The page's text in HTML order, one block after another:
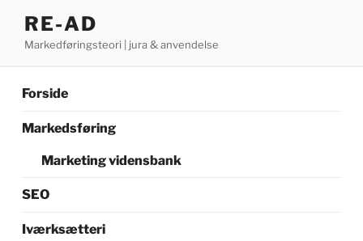
indhold
RE-AD
Markedføringsteori | jura & anvendelse
Forside
Markedsføring
Marketing vidensbank
SEO
Iværksætteri